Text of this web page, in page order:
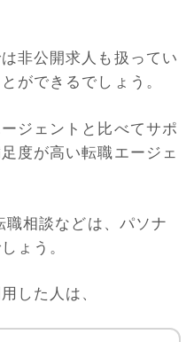
非公開求人も扱ってい
ができるでしょう。
ジェントと比べてサポ
度が高い転職エージェ
相談などは、パソナ
ょう。
した人は、